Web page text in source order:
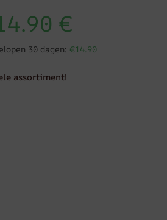
€
30 dagen: €14.90
assortiment!